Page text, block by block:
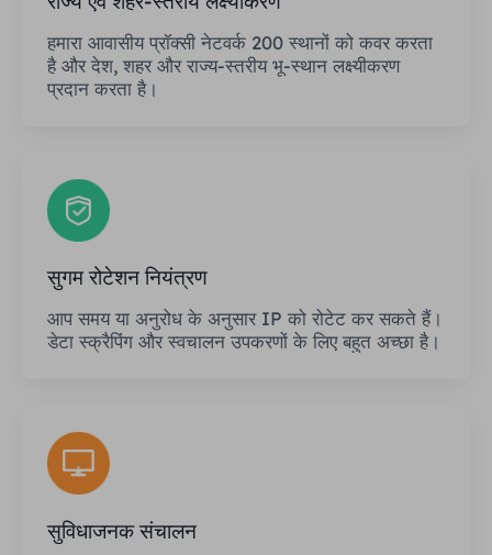
हमारा आवासीय प्रॉक्सी नेटवर्क 200 स्थानों को कवर करता
है और देश, शहर और राज्य-स्तरीय भू-स्थान लक्ष्यीकरण
प्रदान करता है।
सुगम रोटेशन नियंत्रण
आप समय या अनुरोध के अनुसार IP को रोटेट कर सकते हैं।
डेटा स्क्रैपिंग और स्वचालन उपकरणों के लिए बहुत अच्छा है।
सुविधाजनक संचालन